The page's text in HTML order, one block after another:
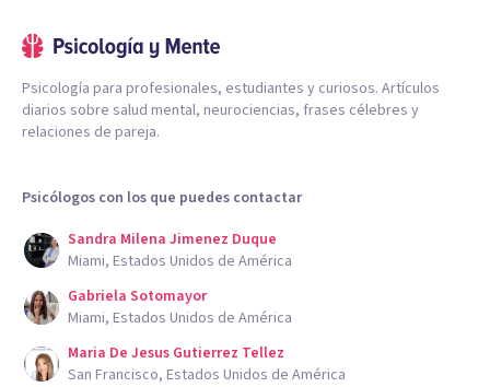
Psicología para profesionales, estudiantes y curiosos. Artículos
diarios sobre salud mental, neurociencias, frases célebres y
relaciones de pareja.
Psicólogos con los que puedes contactar
Sandra Milena Jimenez Duque
Miami, Estados Unidos de América
Gabriela Sotomayor
Miami, Estados Unidos de América
Maria De Jesus Gutierrez Tellez
San Francisco, Estados Unidos de América